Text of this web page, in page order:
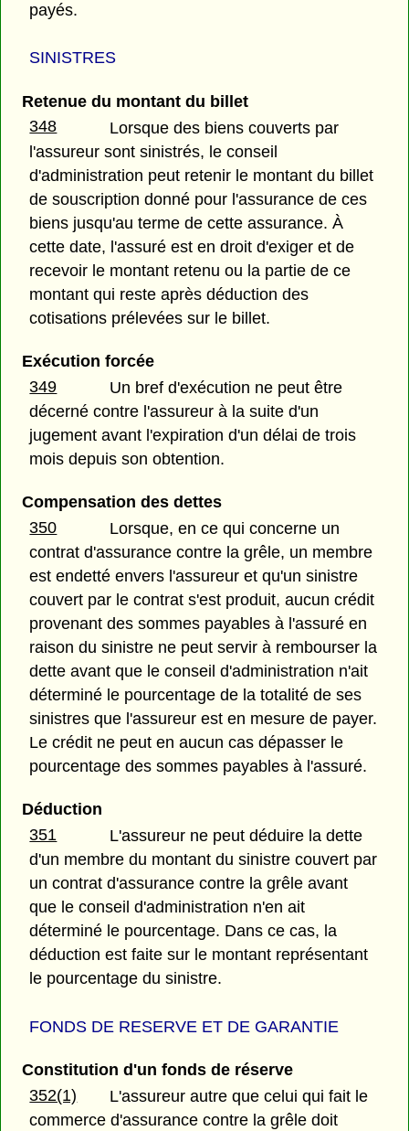
payés.
SINISTRES
Retenue du montant du billet
348
Lorsque des biens couverts par
l'assureur sont sinistrés, le conseil
d'administration peut retenir le montant du billet
de souscription donné pour l'assurance de ces
biens jusqu'au terme de cette assurance. À
cette date, l'assuré est en droit d'exiger et de
recevoir le montant retenu ou la partie de ce
montant qui reste après déduction des
cotisations prélevées sur le billet.
Exécution forcée
349
Un bref d'exécution ne peut être
décerné contre l'assureur à la suite d'un
jugement avant l'expiration d'un délai de trois
mois depuis son obtention.
Compensation des dettes
350
Lorsque, en ce qui concerne un
contrat d'assurance contre la grêle, un membre
est endetté envers l'assureur et qu'un sinistre
couvert par le contrat s'est produit, aucun crédit
provenant des sommes payables à l'assuré en
raison du sinistre ne peut servir à rembourser la
dette avant que le conseil d'administration n'ait
déterminé le pourcentage de la totalité de ses
sinistres que l'assureur est en mesure de payer.
Le crédit ne peut en aucun cas dépasser le
pourcentage des sommes payables à l'assuré.
Déduction
351
L'assureur ne peut déduire la dette
d'un membre du montant du sinistre couvert par
un contrat d'assurance contre la grêle avant
que le conseil d'administration n'en ait
déterminé le pourcentage. Dans ce cas, la
déduction est faite sur le montant représentant
le pourcentage du sinistre.
FONDS DE RESERVE ET DE GARANTIE
Constitution d'un fonds de réserve
352(1)
L'assureur autre que celui qui fait le
commerce d'assurance contre la grêle doit